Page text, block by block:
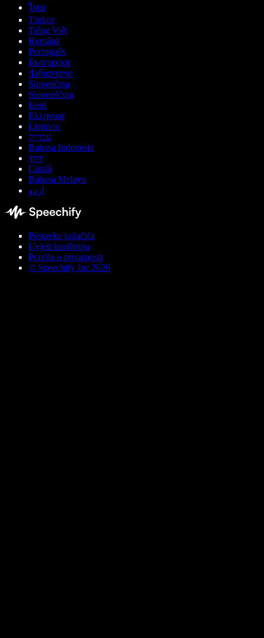
ไทย
Türkçe
Tiếng Việt
Română
Português
Български
ქართული
Slovenčina
Slovenščina
Eesti
Ελληνικά
Lietuvių
עברית
Bahasa Indonesia
বাংলা
Català
Bahasa Melayu
اردو
Postavke kolačića
Uvjeti korištenja
Pravila o privatnosti
© Speechify Inc 2026